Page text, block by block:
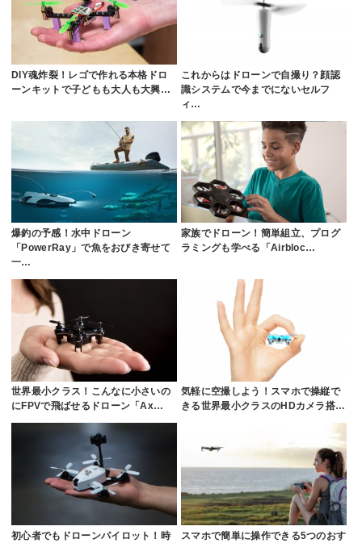
DIY魂炸裂！レゴで作れる本格ドロ
ーンキットで子どもも大人も大興…
これからはドローンで自撮り？顔認
識システムで今までにないセルフ
ィ…
爆釣の予感！水中ドローン
「PowerRay」で魚をおびき寄せて
一…
家族でドローン！簡単組立、プログ
ラミングも学べる「Airbloc…
世界最小クラス！こんなに小さいの
にFPVで飛ばせるドローン「Ax…
気軽に空撮しよう！スマホで操縦で
きる世界最小クラスのHDカメラ搭…
初心者でもドローンパイロット！時
スマホで簡単に操作できる5つのおす